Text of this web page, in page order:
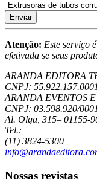
Enviar
Atenção: Este serviço
efetivada se seus
ARANDA EDITORA
CNPJ:
ARANDA EVENTOS
CNPJ: 03.598.920/
Al. Olga, 315– 01155-
Tel.:
(11) 3824-5300
Nossas revistas